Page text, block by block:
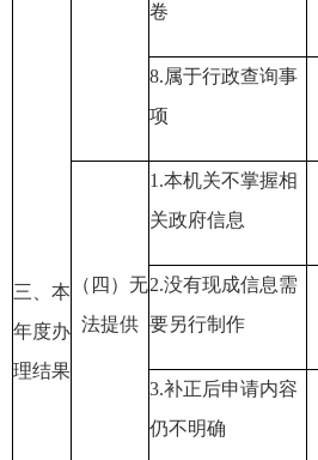
三、本
年度办
理结果
卷
8.属于行政查询事
项
（四）无
法提供
1.本机关不掌握相
关政府信息
2.没有现成信息需
要另行制作
3.补正后申请内容
仍不明确